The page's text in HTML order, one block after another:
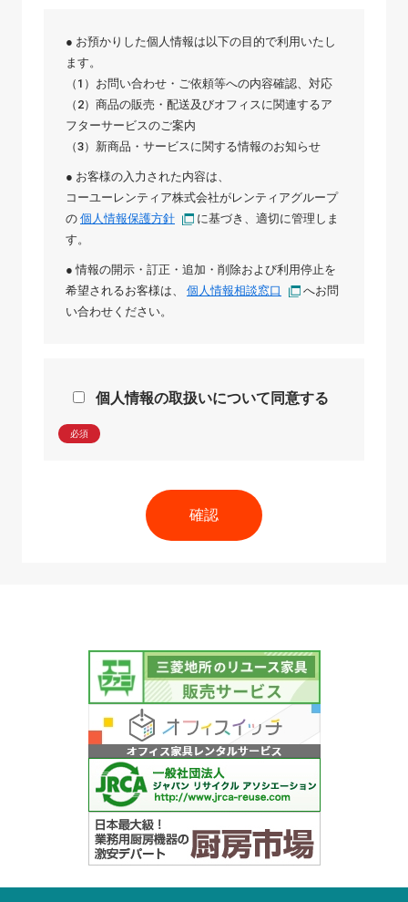
● お預かりした個人情報は以下の目的で利用いたし
ます。
（1）お問い合わせ・ご依頼等への内容確認、対応
（2）商品の販売・配送及びオフィスに関連するア
フターサービスのご案内
（3）新商品・サービスに関する情報のお知らせ
● お客様の入力された内容は、
コーユーレンティア株式会社がレンティアグループ
の 個人情報保護方針
に基づき、適切に管理しま
す。
● 情報の開示・訂正・追加・削除および利用停止を
希望されるお客様は、 個人情報相談窓口
へお問
い合わせください。
個人情報の取扱いについて同意する
必須